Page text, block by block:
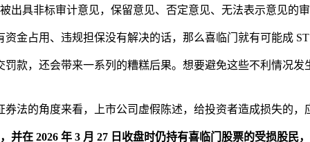
出具非标审计意见，保留意见、否定意见、无法表示意见的
金占用、违规担保没有解决的话，那么喜临门就有可能成
款，还会带来一系列的糟糕后果。想要避免这些不利情况
法的角度来看，上市公司虚假陈述，给投资者造成损失的
并在 2026 年 3 月 27 日收盘时仍持有喜临门股票的受损股民